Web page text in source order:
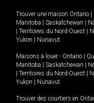
Trouver une maison Ontario
Manitoba
Saskatchewan
Territoires du Nord-Ouest
Yukon
Nunavut.
Maisons à louer - Ontario
Manitoba
Saskatchewan
Territoires du Nord-Ouest
Yukon
Nunavut.
Trouver des courtiers en